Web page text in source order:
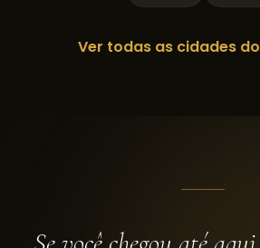
Ver todas as cidades do